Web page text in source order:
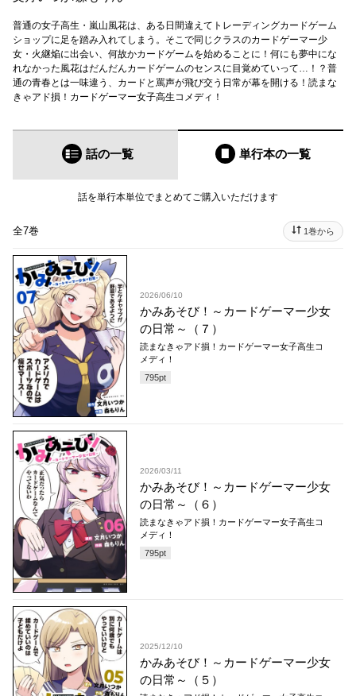
普通の女子高生・嵐山風花は、ある日間違えてトレーディングカードゲーム
ショップに足を踏み入れてしまう。そこで同じクラスのカードゲーマー少
女・火継焔に出会い、何故かカードゲームを始めることに！何にも夢中にな
れなかった風花はだんだんカードゲームのセンスに目覚めていって…！？普
通の青春とは一味違う、カードと罵声が飛び交う日常が幕を開ける！読まな
きゃアド損！カードゲーマー女子高生コメディ！
話の一覧 単行本の一覧
話を単行本単位でまとめてご購入いただけます
全7巻 1巻から
2026/06/10
かみあそび！～カードゲーマー少女
の日常～（７）
読まなきゃアド損！カードゲーマー女子高生コ
メディ！
795pt
2026/03/11
かみあそび！～カードゲーマー少女
の日常～（６）
読まなきゃアド損！カードゲーマー女子高生コ
メディ！
795pt
2025/12/10
かみあそび！～カードゲーマー少女
の日常～（５）